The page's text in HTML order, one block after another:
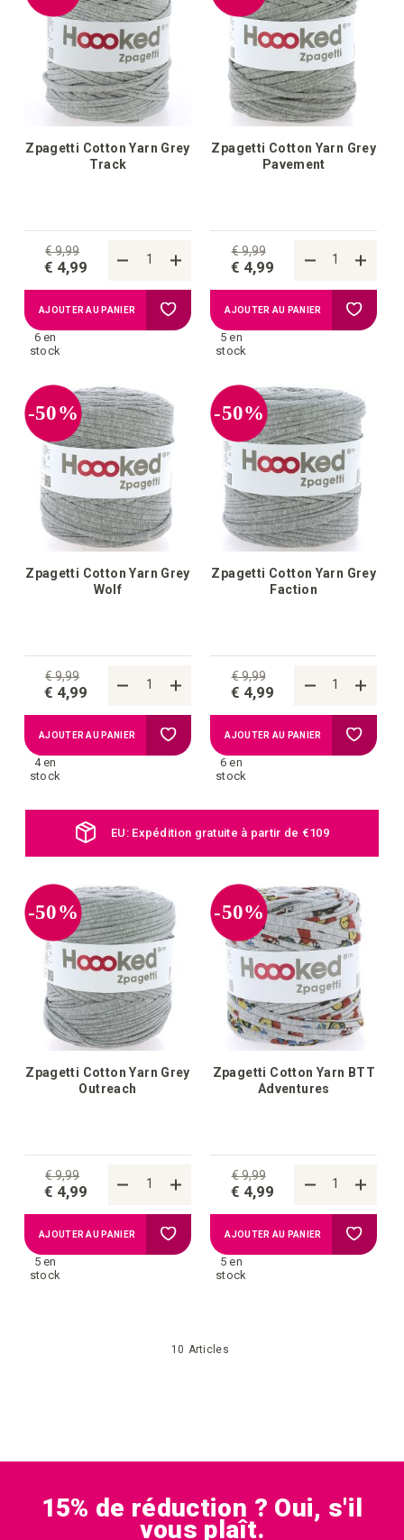
Zpagetti Cotton Yarn Grey
Track
€ 9,99
€ 4,99
6 en
stock
AJOUTER AU PANIER Ajouter
Zpagetti Cotton Yarn Grey
Pavement
€ 9,99
€ 4,99
5 en
stock
AJOUTER AU PANIER Ajouter
liste
-50%
Zpagetti Cotton Yarn Grey
Wolf
€ 9,99
€ 4,99
4 en
stock
AJOUTER AU PANIER Ajouter
liste
d'achats
-50%
Zpagetti Cotton Yarn Grey
Faction
€ 9,99
€ 4,99
6 en
stock
AJOUTER AU PANIER Ajouter
liste
EU: Expédition gratuite à partir de €109
-50%
Zpagetti Cotton Yarn Grey
Outreach
€ 9,99
€ 4,99
5 en
stock
AJOUTER AU PANIER Ajouter
liste
-50%
Zpagetti Cotton Yarn BTT
Adventures
€ 9,99
€ 4,99
5 en
stock
AJOUTER AU PANIER Ajouter
10 Articles
15% de réduction ? Oui, s'il
vous plaît.